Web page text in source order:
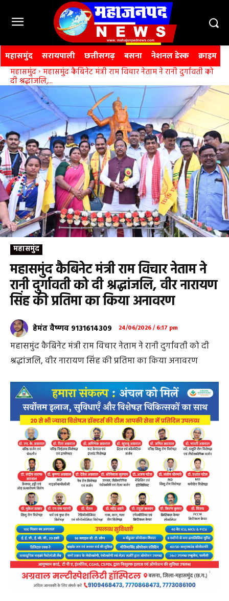
महासमुंद सरायपाली छत्तीसगढ़ बसना नेशनल डेस्क क्राइम
महासमुंद महासमुंद कैबिनेट मंत्री राम विचार नेताम ने रानी दुर्गावती को
दी श्रद्धांजलि,...
महासमुंद
महासमुंद कैबिनेट मंत्री राम विचार नेताम ने
रानी दुर्गावती को दी श्रद्धांजलि, वीर नारायण
सिंह की प्रतिमा का किया अनावरण
हेमंत वैष्णव 9131614309 24/06/2026 / 6:17 pm
महासमुंद कैबिनेट मंत्री राम विचार नेताम ने रानी दुर्गावती को दी
श्रद्धांजलि, वीर नारायण सिंह की प्रतिमा का किया अनावरण